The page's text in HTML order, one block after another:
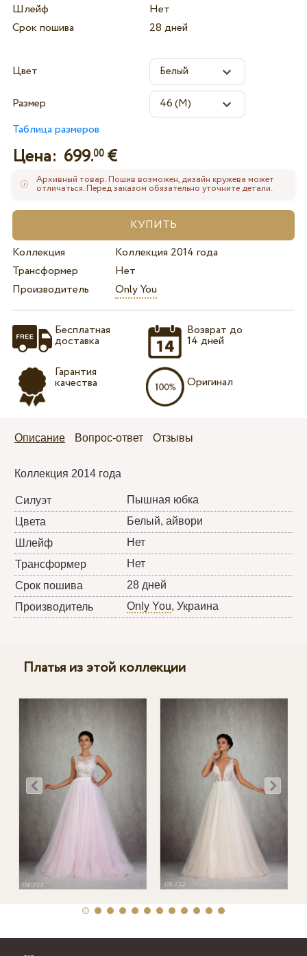
Шлейф
Нет
Срок пошива
28 дней
Цвет
Размер
Таблица размеров
Цена: 699.00€
Архивный товар. Пошив возможен, дизайн кружева может
отличаться. Перед заказом обязательно уточните детали.
Коллекция
Коллекция 2014 года
Трансформер
Нет
Производитель
Only You
Бесплатная
доставка
Гарантия
качества
Возврат до
14 дней
Оригинал
Описание Вопрос-ответ Отзывы
Коллекция 2014 года
Силуэт
Пышная юбка
Цвета
Белый, айвори
Шлейф
Нет
Трансформер
Нет
Срок пошива
28 дней
Производитель
Only You, Украина
Платья из этой коллекции